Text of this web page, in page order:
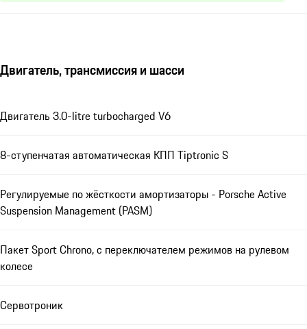
Двигатель, трансмиссия и шасси
Двигатель 3.0-litre turbocharged V6
8-ступенчатая автоматическая КПП Tiptronic S
Регулируемые по жёсткости амортизаторы - Porsche Active
Suspension Management (PASM)
Пакет Sport Chrono, с переключателем режимов на рулевом
колесе
Сервотроник